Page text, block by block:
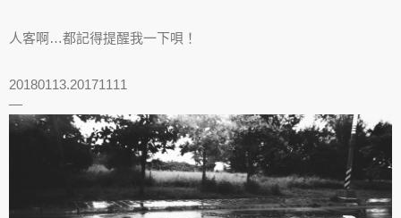
人客啊…都記得提醒我一下唄！
20180113.20171111
—